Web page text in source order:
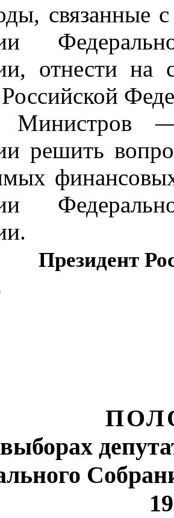
связанные
отнести на
Министров —
решить
Президент